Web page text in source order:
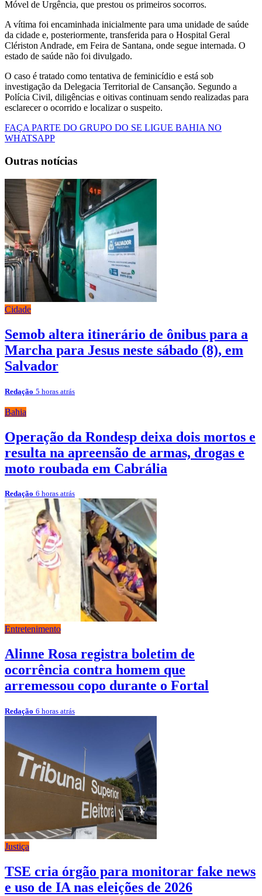
Móvel de Urgência, que prestou os primeiros socorros.
A vítima foi encaminhada inicialmente para uma unidade de saúde
da cidade e, posteriormente, transferida para o Hospital Geral
Clériston Andrade, em Feira de Santana, onde segue internada. O
estado de saúde não foi divulgado.
O caso é tratado como tentativa de feminicídio e está sob
investigação da Delegacia Territorial de Cansanção. Segundo a
Polícia Civil, diligências e oitivas continuam sendo realizadas para
esclarecer o ocorrido e localizar o suspeito.
FAÇA PARTE DO GRUPO DO SE LIGUE BAHIA NO
WHATSAPP
Outras notícias
Cidade
Semob altera itinerário de ônibus para a
Marcha para Jesus neste sábado (8), em
Salvador
Redação 5 horas atrás
Bahia
Operação da Rondesp deixa dois mortos e
resulta na apreensão de armas, drogas e
moto roubada em Cabrália
Redação 6 horas atrás
Entretenimento
Alinne Rosa registra boletim de
ocorrência contra homem que
arremessou copo durante o Fortal
Redação 6 horas atrás
Justiça
TSE cria órgão para monitorar fake news
e uso de IA nas eleições de 2026